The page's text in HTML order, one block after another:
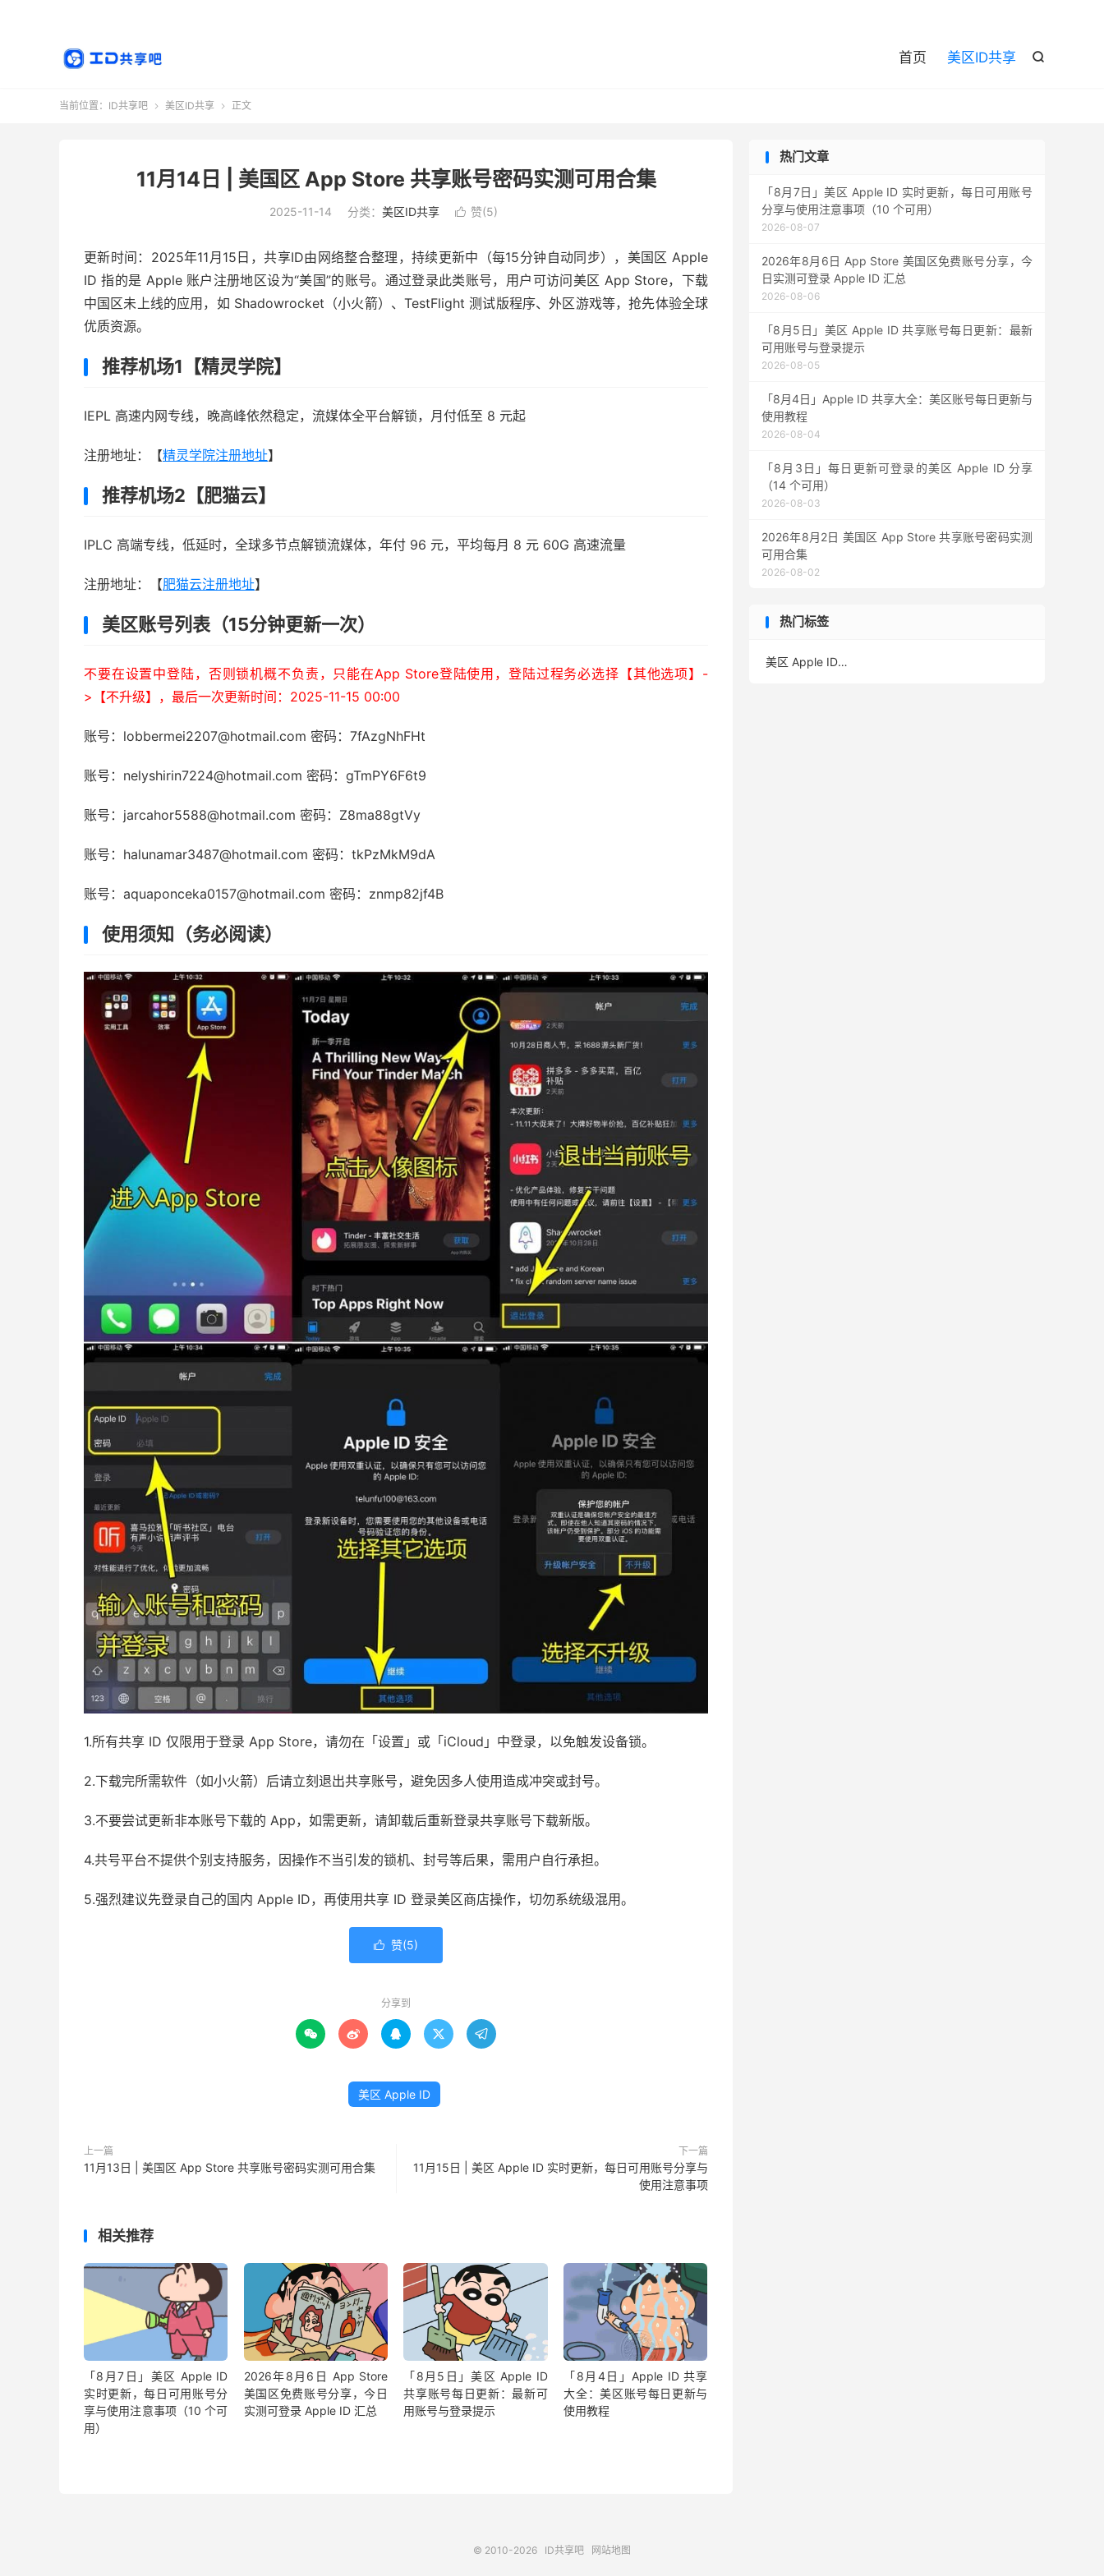

首页 美区ID共享
当前位置： ID共享吧  美区ID共享  正文
11月14日 | 美国区 App Store 共享账号密码实测可用合集
2025-11-14 分类： 美区ID共享  赞(5)
更新时间：2025年11月15日，共享ID由网络整合整理，持续更新中（每15分钟自动同步），美国区 Apple
ID 指的是 Apple 账户注册地区设为“美国”的账号。通过登录此类账号，用户可访问美区 App Store，下载
中国区未上线的应用，如 Shadowrocket（小火箭）、TestFlight 测试版程序、外区游戏等，抢先体验全球
优质资源。
推荐机场1【精灵学院】
IEPL 高速内网专线，晚高峰依然稳定，流媒体全平台解锁，月付低至 8 元起
注册地址：【精灵学院注册地址】
推荐机场2【肥猫云】
IPLC 高端专线，低延时，全球多节点解锁流媒体，年付 96 元，平均每月 8 元 60G 高速流量
注册地址：【肥猫云注册地址】
美区账号列表（15分钟更新一次）
不要在设置中登陆，否则锁机概不负责，只能在App Store登陆使用，登陆过程务必选择【其他选项】-
>【不升级】，最后一次更新时间：2025-11-15 00:00
账号：lobbermei2207@hotmail.com 密码：7fAzgNhFHt
账号：nelyshirin7224@hotmail.com 密码：gTmPY6F6t9
账号：jarcahor5588@hotmail.com 密码：Z8ma88gtVy
账号：halunamar3487@hotmail.com 密码：tkPzMkM9dA
账号：aquaponceka0157@hotmail.com 密码：znmp82jf4B
使用须知（务必阅读）
1.所有共享 ID 仅限用于登录 App Store，请勿在「设置」或「iCloud」中登录，以免触发设备锁。
2.下载完所需软件（如小火箭）后请立刻退出共享账号，避免因多人使用造成冲突或封号。
3.不要尝试更新非本账号下载的 App，如需更新，请卸载后重新登录共享账号下载新版。
4.共号平台不提供个别支持服务，因操作不当引发的锁机、封号等后果，需用户自行承担。
5.强烈建议先登录自己的国内 Apple ID，再使用共享 ID 登录美区商店操作，切勿系统级混用。
 赞(5)
分享到
    
美区 Apple ID
上一篇
11月13日 | 美国区 App Store 共享账号密码实测可用合集
下一篇
11月15日 | 美区 Apple ID 实时更新，每日可用账号分享与
使用注意事项
相关推荐
「8月7日」美区 Apple ID
实时更新，每日可用账号分
享与使用注意事项（10 个可
用）
2026年8月6日 App Store
美国区免费账号分享，今日
实测可登录 Apple ID 汇总
「8月5日」美区 Apple ID
共享账号每日更新：最新可
用账号与登录提示
「8月4日」Apple ID 共享
大全：美区账号每日更新与
使用教程
热门文章
「8月7日」美区 Apple ID 实时更新，每日可用账号
分享与使用注意事项（10 个可用）
2026-08-07
2026年8月6日 App Store 美国区免费账号分享，今
日实测可登录 Apple ID 汇总
2026-08-06
「8月5日」美区 Apple ID 共享账号每日更新：最新
可用账号与登录提示
2026-08-05
「8月4日」Apple ID 共享大全：美区账号每日更新与
使用教程
2026-08-04
「8月3日」每日更新可登录的美区 Apple ID 分享
（14 个可用）
2026-08-03
2026年8月2日 美国区 App Store 共享账号密码实测
可用合集
2026-08-02
热门标签
美区 Apple ID(389)
© 2010-2026 ID共享吧 网站地图